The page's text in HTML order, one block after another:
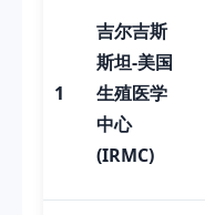
1
吉尔吉斯
斯坦-美国
生殖医学
中心
(IRMC)